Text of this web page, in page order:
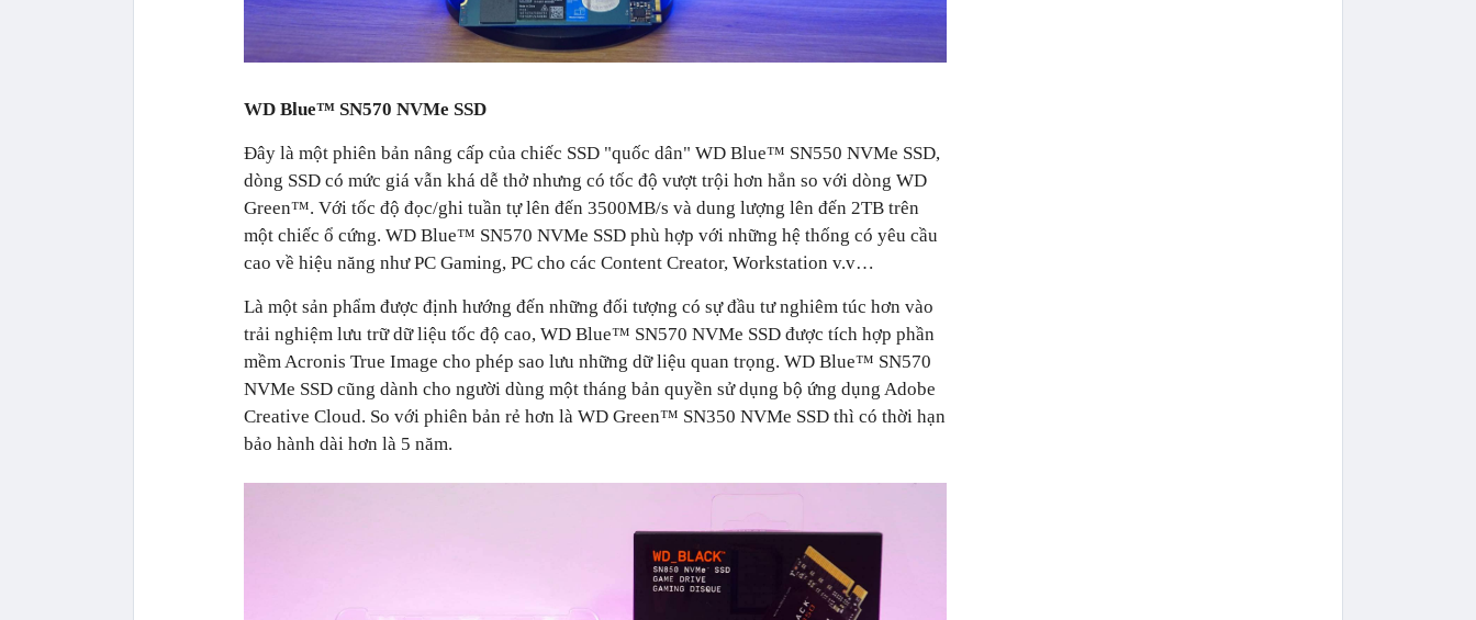
WD Blue™ SN570 NVMe SSD
Đây là một phiên bản nâng cấp của chiếc SSD "quốc dân" WD Blue™ SN550 NVMe SSD,
dòng SSD có mức giá vẫn khá dễ thở nhưng có tốc độ vượt trội hơn hẳn so với dòng WD
Green™. Với tốc độ đọc/ghi tuần tự lên đến 3500MB/s và dung lượng lên đến 2TB trên
một chiếc ổ cứng. WD Blue™ SN570 NVMe SSD phù hợp với những hệ thống có yêu cầu
cao về hiệu năng như PC Gaming, PC cho các Content Creator, Workstation v.v…
Là một sản phẩm được định hướng đến những đối tượng có sự đầu tư nghiêm túc hơn vào
trải nghiệm lưu trữ dữ liệu tốc độ cao, WD Blue™ SN570 NVMe SSD được tích hợp phần
mềm Acronis True Image cho phép sao lưu những dữ liệu quan trọng. WD Blue™ SN570
NVMe SSD cũng dành cho người dùng một tháng bản quyền sử dụng bộ ứng dụng Adobe
Creative Cloud. So với phiên bản rẻ hơn là WD Green™ SN350 NVMe SSD thì có thời hạn
bảo hành dài hơn là 5 năm.